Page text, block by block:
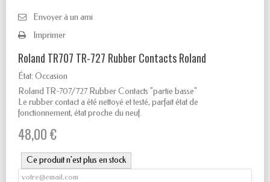
Envoyer à un ami
Imprimer
Roland TR707 TR-727 Rubber Contacts Roland
État: Occasion
Roland TR-707/727 Rubber Contacts "partie basse"
Le rubber contact a été nettoyé et testé, parfait état de
fonctionnement, état proche du neuf.
48,00 €
Ce produit n'est plus en stock